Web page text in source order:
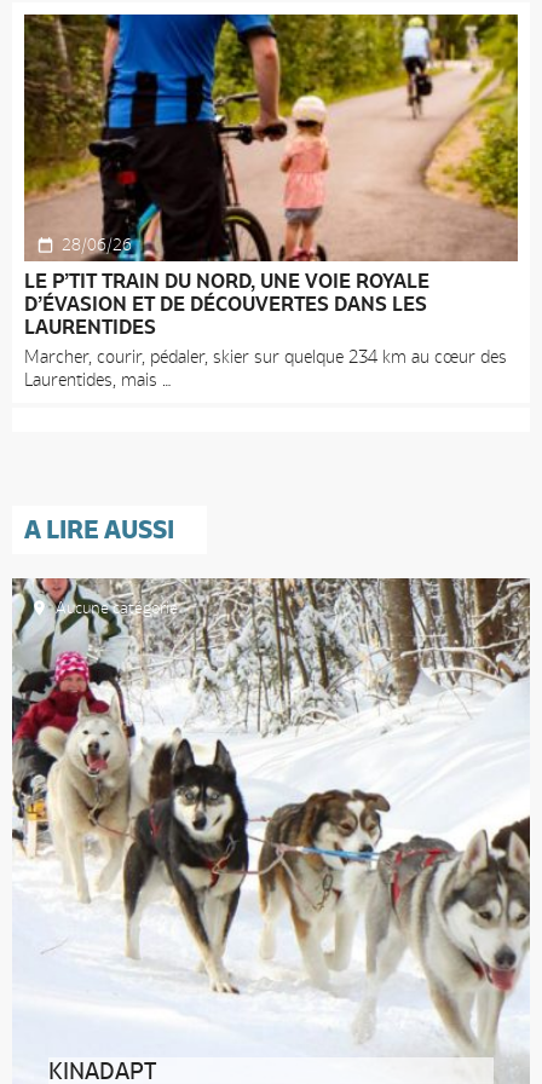
28/06/26
LE P’TIT TRAIN DU NORD, UNE VOIE ROYALE
D’ÉVASION ET DE DÉCOUVERTES DANS LES
LAURENTIDES
Marcher, courir, pédaler, skier sur quelque 234 km au cœur des
Laurentides, mais
A LIRE AUSSI
Aucune catégorie
KINADAPT